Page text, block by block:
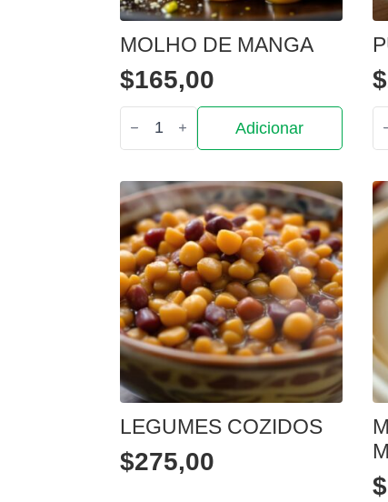
MOLHO DE MANGA
$165,00
Quantidade
de
Molho
manga
Adicionar
$
LEGUMES COZIDOS
$275,00
$